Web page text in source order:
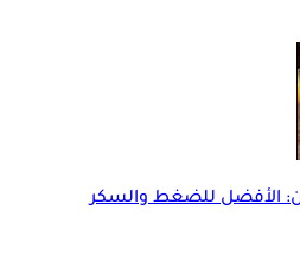
الأفضل للضغط والسكر